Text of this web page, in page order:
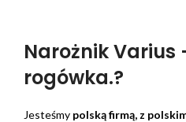
Narożnik Varius
rogówka.?
Jesteśmy polską firmą, z